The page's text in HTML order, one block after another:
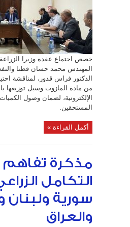
من
مغلقة
خصص اجتماع عقده وزيرا الزراعة
المهندس محمد حسان قطنا
الدكتور فراس قدور، لمناقشة
من مادة المازوت وسبل توزيعها
الإلكترونية، لضمان وصول
المستحقين.
أكمل القراءة »
مذكرة تفاهم
التكامل
سورية ولبنان
والعراق